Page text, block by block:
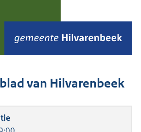
van Hilvarenbeek